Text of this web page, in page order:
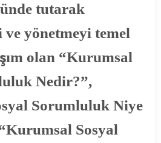
tutarak
yönetmeyi temel
olan “Kurumsal
Nedir?”,
Sorumluluk Niye
Sosyal